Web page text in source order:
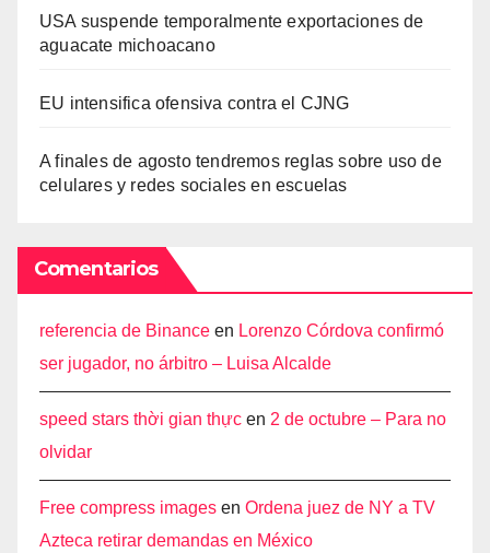
USA suspende temporalmente exportaciones de
aguacate michoacano
EU intensifica ofensiva contra el CJNG
A finales de agosto tendremos reglas sobre uso de
celulares y redes sociales en escuelas
Comentarios
referencia de Binance en Lorenzo Córdova confirmó
ser jugador, no árbitro – Luisa Alcalde
speed stars thời gian thực en 2 de octubre – Para no
olvidar
Free compress images en Ordena juez de NY a TV
Azteca retirar demandas en México